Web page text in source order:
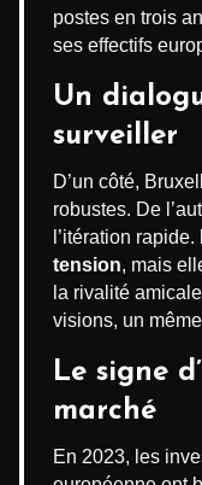
postes en trois
ses effectifs
Un
surveiller
D’un côté,
robustes. De
l’itération rapide.
tension, mais
la rivalité
visions, un
Le signe
marché
En 2023, les